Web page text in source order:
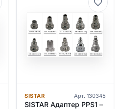
SISTAR Арт. 130345
SISTAR Адаптер PPS1 –